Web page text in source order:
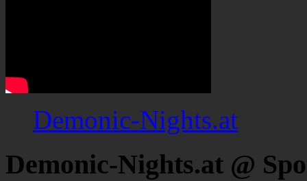
Demonic-Nights.at
Demonic-Nights.at @